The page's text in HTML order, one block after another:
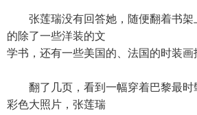
张莲瑞没有回答她，随便翻着书架
的除了一些洋装的文
学书，还有一些美国的、法国的时装画
翻了几页，看到一幅穿着巴黎最时
彩色大照片，张莲瑞